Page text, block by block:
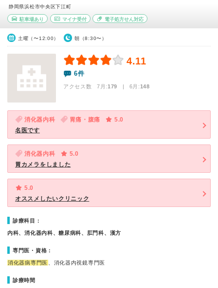
静岡県浜松市中央区下江町
駐車場あり マイナ受付 電子処方せん対応
土曜（〜12:00） 朝（8:30〜）
4.11
6件
アクセス数 7月:179 | 6月:148
消化器内科 胃痛・腹痛
5.0
名医です
消化器内科
5.0
胃カメラをしました
5.0
オススメしたいクリニック
診療科目：
内科、消化器内科、糖尿病科、肛門科、漢方
専門医・資格：
消化器病専門医 、消化器内視鏡専門医
診療時間